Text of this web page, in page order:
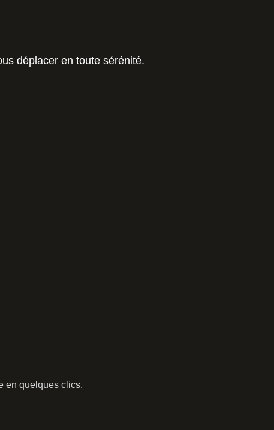
déplacer en toute sérénité.
en quelques clics.